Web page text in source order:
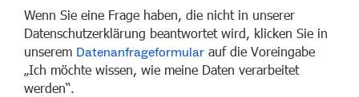
Wenn Sie eine Frage haben, die nicht in unserer
Datenschutzerklärung beantwortet wird, klicken Sie in
unserem Datenanfrageformular auf die Voreingabe
„Ich möchte wissen, wie meine Daten verarbeitet
werden“.